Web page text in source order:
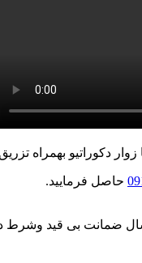
حاصل فرمایید.
ضمانت بی قید وشرط